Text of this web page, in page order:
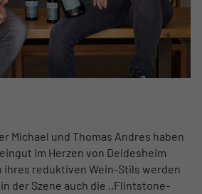
Michael und Thomas Andres haben
im Herzen von Deidesheim
ihres reduktiven Wein-Stils werden
der Szene auch die ,,Flintstone-